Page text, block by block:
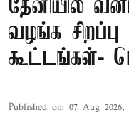
தேனியில்
வழங்க சிறப்பு
கூட்டங்கள்-
Published on: 07 Aug 2026,